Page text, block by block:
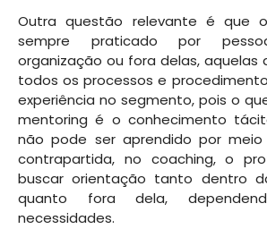
Outra questão relevante é que
sempre praticado por
organização ou fora delas, aquelas
todos os processos e
experiência no segmento, pois o
mentoring é o conhecimento
não pode ser aprendido por meio
contrapartida, no coaching, o
buscar orientação tanto dentro
quanto fora dela,
necessidades.